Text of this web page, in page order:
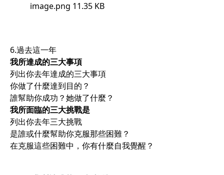
image.png 11.35 KB
6.過去這一年
我所達成的三大事項
列出你去年達成的三大事項
你做了什麼達到目的？
誰幫助你成功？她做了什麼？
我所面臨的三大挑戰是
列出你去年三大挑戰
是誰或什麼幫助你克服那些困難？
在克服這些困難中，你有什麼自我覺醒？